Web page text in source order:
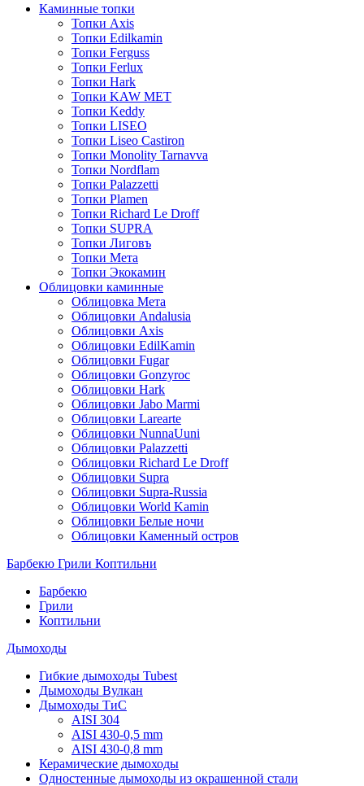
Каминные топки
Топки Axis
Топки Edilkamin
Топки Ferguss
Топки Ferlux
Топки Hark
Топки KAW MET
Топки Keddy
Топки LISEO
Топки Liseo Castiron
Топки Monolity Tarnavva
Топки Nordflam
Топки Palazzetti
Топки Plamen
Топки Richard Le Droff
Топки SUPRA
Топки Лиговъ
Топки Мета
Топки Экокамин
Облицовки каминные
Облицовка Мета
Облицовки Andalusia
Облицовки Axis
Облицовки EdilKamin
Облицовки Fugar
Облицовки Gonzyroc
Облицовки Hark
Облицовки Jabo Marmi
Облицовки Larearte
Облицовки NunnaUuni
Облицовки Palazzetti
Облицовки Richard Le Droff
Облицовки Supra
Облицовки Supra-Russia
Облицовки World Kamin
Облицовки Белые ночи
Облицовки Каменный остров
Барбекю Грили Коптильни
Барбекю
Грили
Коптильни
Дымоходы
Гибкие дымоходы Tubest
Дымоходы Вулкан
Дымоходы ТиС
AISI 304
AISI 430-0,5 mm
AISI 430-0,8 mm
Керамические дымоходы
Одностенные дымоходы из окрашенной стали